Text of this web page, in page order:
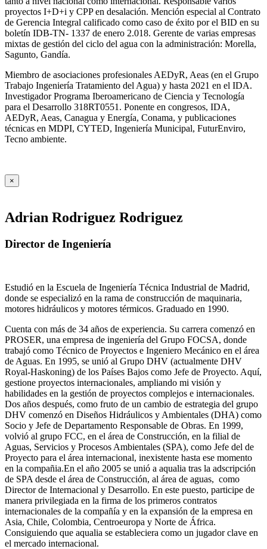
proyectos I+D+i y CPP en desalación. Mención especial al Contrato
de Gerencia Integral calificado como caso de éxito por el BID en su
boletín IDB-TN- 1337 de enero 2.018. Gerente de varias empresas
mixtas de gestión del ciclo del agua con la administración: Morella,
Sagunto, Gandía.
Miembro de asociaciones profesionales AEDyR, Aeas (en el Grupo
Trabajo Ingeniería Tratamiento del Agua) y hasta 2021 en el IDA.
Investigador Programa Iberoamericano de Ciencia y Tecnología
para el Desarrollo 318RT0551. Ponente en congresos, IDA,
AEDyR, Aeas, Canagua y Energía, Conama, y publicaciones
técnicas en MDPI, CYTED, Ingeniería Municipal, FuturEnviro,
Tecno ambiente.
×
Adrian Rodriguez Rodriguez
Director de Ingeniería
Estudió en la Escuela de Ingeniería Técnica Industrial de Madrid,
donde se especializó en la rama de construcción de maquinaria,
motores hidráulicos y motores térmicos. Graduado en 1990.
Cuenta con más de 34 años de experiencia. Su carrera comenzó en
PROSER, una empresa de ingeniería del Grupo FOCSA, donde
trabajó como Técnico de Proyectos e Ingeniero Mecánico en el área
de Aguas. En 1995, se unió al Grupo DHV (actualmente DHV
Royal-Haskoning) de los Países Bajos como Jefe de Proyecto. Aquí,
gestione proyectos internacionales, ampliando mi visión y
habilidades en la gestión de proyectos complejos e internacionales.
Dos años después, como fruto de un cambio de estrategia del grupo
DHV comenzó en Diseños Hidráulicos y Ambientales (DHA) como
Socio y Jefe de Departamento Responsable de Obras. En 1999,
volvió al grupo FCC, en el área de Construcción, en la filial de
Aguas, Servicios y Procesos Ambientales (SPA), como Jefe del de
Proyecto para el área internacional, inexistente hasta ese momento
en la compañia.En el año 2005 se unió a aqualia tras la adscripción
de SPA desde el área de Construcción, al área de aguas, como
Director de Internacional y Desarrollo. En este puesto, participe de
manera privilegiada en la firma de los primeros contratos
internacionales de la compañía y en la expansión de la empresa en
Asia, Chile, Colombia, Centroeuropa y Norte de África.
Consiguiendo que aqualia se estableciera como un jugador clave en
el mercado internacional.